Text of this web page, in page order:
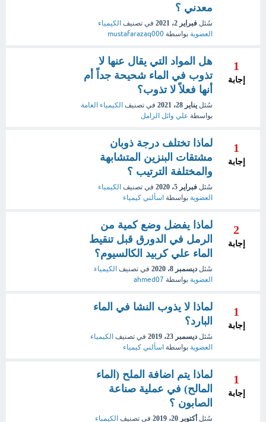
معدني ؟
سُئل فبراير 2، 2021 في تصنيف الكيمياء
العضوية بواسطة mustafarazaq000
1
إجابة
هل المواد التي يقال عنها لا
تذوب في الماء شحيحة جداً أم
أنها فعلاً لا تذوب؟
سُئل يناير 28، 2021 في تصنيف الكيمياء العامة
بواسطة علي وائل الزامل
1
إجابة
لماذا تختلف درجة ذوبان
مشتقات البنزين المتشابهة
والمختلفة الترتيب ؟
سُئل فبراير 5، 2020 في تصنيف الكيمياء
العضوية بواسطة اسألني كيمياء
2
إجابة
لماذا يفضل وضع كمية من
الرمل في الدورق قبل تنقيط
الماء علي كربيد الكالسيوم؟
سُئل ديسمبر 8، 2020 في تصنيف الكيمياء
العضوية بواسطة ahmed07
1
إجابة
لماذا لا يذوب النشا في الماء
البارد؟
سُئل ديسمبر 23، 2019 في تصنيف الكيمياء
العضوية بواسطة اسألني كيمياء
1
إجابة
لماذا يتم اضافة الملح (الماء
المالح) في عملية صناعة
الصابون ؟
سُئل أكتوبر 20، 2019 في تصنيف الكيمياء